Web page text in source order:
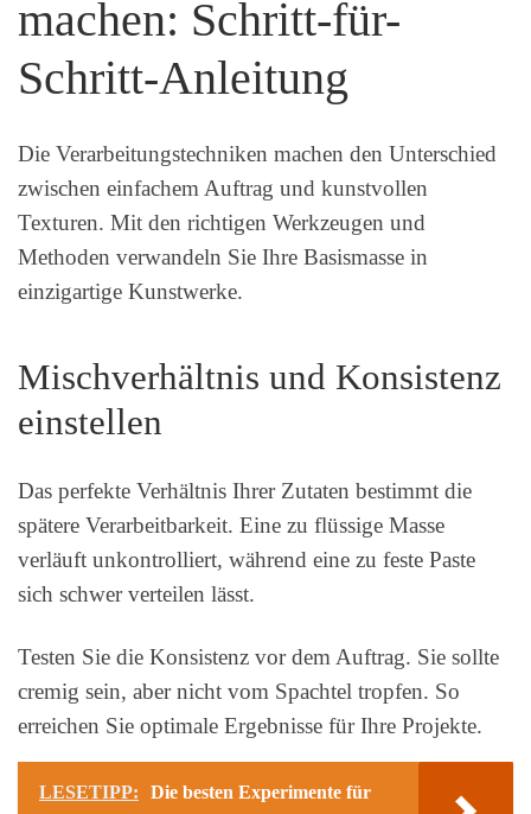
machen: Schritt-für-
Schritt-Anleitung
Die Verarbeitungstechniken machen den Unterschied
zwischen einfachem Auftrag und kunstvollen
Texturen. Mit den richtigen Werkzeugen und
Methoden verwandeln Sie Ihre Basismasse in
einzigartige Kunstwerke.
Mischverhältnis und Konsistenz
einstellen
Das perfekte Verhältnis Ihrer Zutaten bestimmt die
spätere Verarbeitbarkeit. Eine zu flüssige Masse
verläuft unkontrolliert, während eine zu feste Paste
sich schwer verteilen lässt.
Testen Sie die Konsistenz vor dem Auftrag. Sie sollte
cremig sein, aber nicht vom Spachtel tropfen. So
erreichen Sie optimale Ergebnisse für Ihre Projekte.
LESETIPP:
Die besten Experimente für